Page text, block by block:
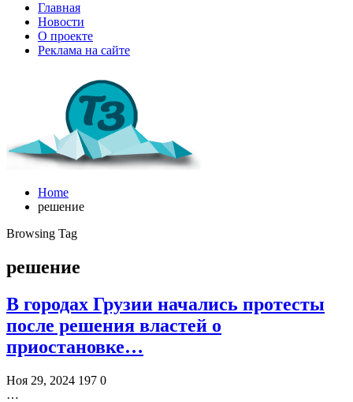
Главная
Новости
О проекте
Реклама на сайте
Home
решение
Browsing Tag
решение
В городах Грузии начались протесты
после решения властей о
приостановке…
Ноя 29, 2024 197 0
…